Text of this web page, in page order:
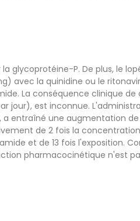
glycoprotéine-P. De plus, le
avec la quinidine ou le
La conséquence clinique
jour), est inconnue.
entraîné une augmentation
de 2 fois la
et de 13 fois l'exposition.
pharmacocinétique n'est